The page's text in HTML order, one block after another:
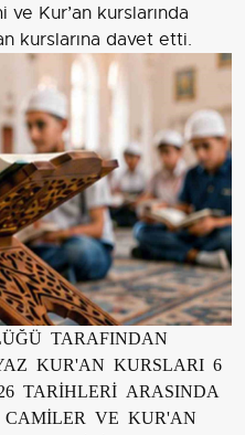
Kur’an kurslarında
kurslarına davet etti.
TARAFINDAN
KUR'AN KURSLARI 6
TARİHLERİ ARASINDA
VE KUR'AN